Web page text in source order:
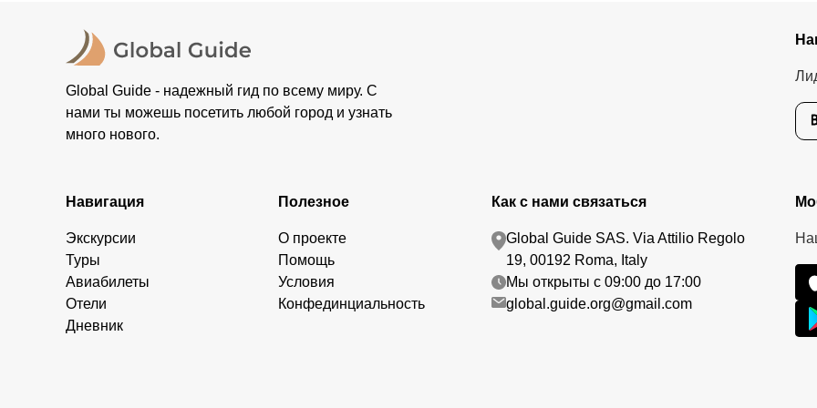
Global Guide - надежный гид по всему миру. С
нами ты можешь посетить любой город и узнать
много нового.
Навигация
Экскурсии
Туры
Авиабилеты
Отели
Дневник
Полезное
О проекте
Помощь
Условия
Конфединциальность
Как с нами связаться
Global Guide SAS. Via Attilio Regolo
19, 00192 Roma, Italy
Мы открыты с 09:00 до 17:00
global.guide.org@gmail.com